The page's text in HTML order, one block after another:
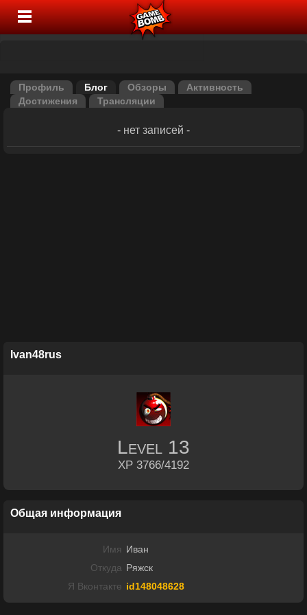
Профиль Блог Обзоры
Активность
Достижения
Трансляции
- нет записей -
Ivan48rus
Level 13
XP 3766/4192
Общая информация
Имя Иван
Откуда Ряжск
Я Вконтакте id148048628